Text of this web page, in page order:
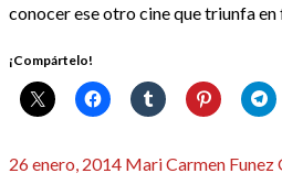
conocer ese otro cine que triunfa en
¡Compártelo!
Publicado
26 enero, 2014 Mari Carmen Funez